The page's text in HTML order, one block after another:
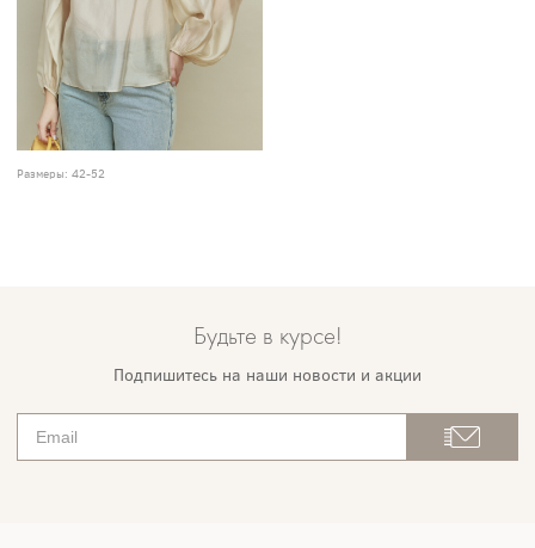
Размеры: 42-52
Будьте в курсе!
Подпишитесь на наши новости и акции